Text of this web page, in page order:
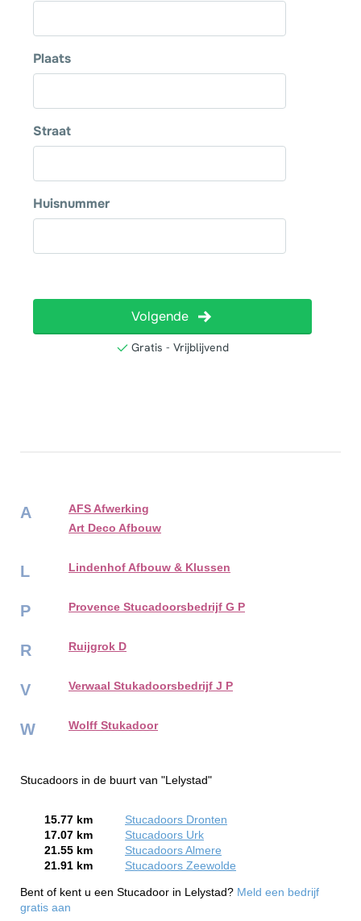
A
AFS Afwerking
Art Deco Afbouw
L Lindenhof Afbouw & Klussen
P Provence Stucadoorsbedrijf G P
R Ruijgrok D
V Verwaal Stukadoorsbedrijf J P
W Wolff Stukadoor
Stucadoors in de buurt van "Lelystad"
15.77 km
Stucadoors Dronten
17.07 km
Stucadoors Urk
21.55 km
Stucadoors Almere
21.91 km
Stucadoors Zeewolde
Bent of kent u een Stucadoor in Lelystad? Meld een bedrijf
gratis aan